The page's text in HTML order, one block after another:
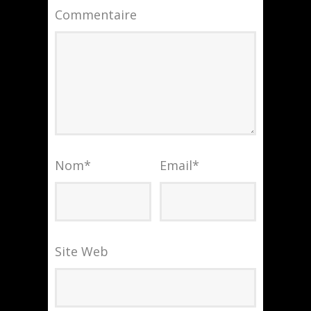
Commentaire
Nom* Email*
Site Web